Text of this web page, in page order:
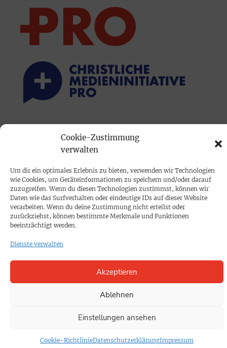
Cookie-Zustimmung
verwalten
Um dir ein optimales Erlebnis zu bieten, verwenden wir Technologien
wie Cookies, um Geräteinformationen zu speichern und/oder darauf
zuzugreifen. Wenn du diesen Technologien zustimmst, können wir
Daten wie das Surfverhalten oder eindeutige IDs auf dieser Website
verarbeiten. Wenn du deine Zustimmung nicht erteilst oder
zurückziehst, können bestimmte Merkmale und Funktionen
beeinträchtigt werden.
Dienste verwalten
Akzeptieren
Ablehnen
Einstellungen ansehen
Cookie-RichtlinieDatenschutzerklärungImpressum
Mediadaten
PROKOMPAKT
Impressum
SPENDEN
Cookie-Richtlinie